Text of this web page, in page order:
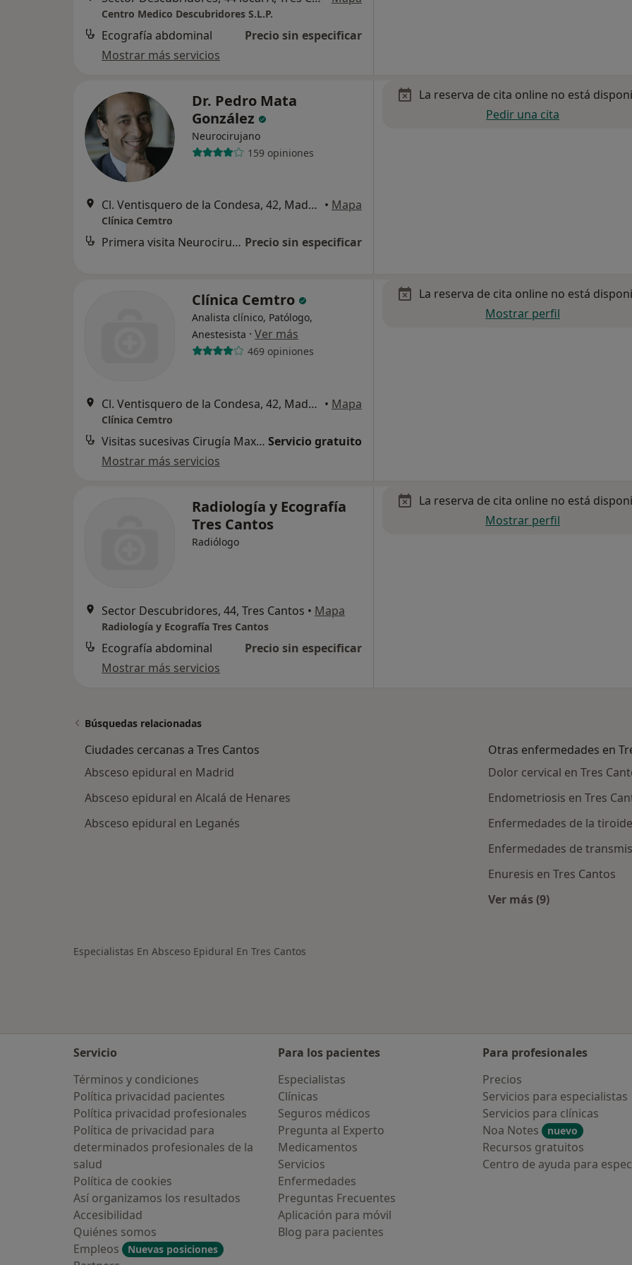
Centro Medico Descubridores S.L.P.
Ecografía abdominal
Precio sin especificar
Mostrar más servicios
Dr. Pedro Mata
González
Neurocirujano
159 opiniones
Cl. Ventisquero de la Condesa, 42, Madrid • Mapa
Clínica Cemtro
Primera visita Neurocirugía Precio sin especificar
La reserva de cita online no está
Pedir una cita
Clínica Cemtro
Analista clínico, Patólogo,
Anestesista · Ver más
469 opiniones
Cl. Ventisquero de la Condesa, 42, Madrid • Mapa
Clínica Cemtro
Visitas sucesivas Cirugía Maxilofacial Servicio gratuito
Mostrar más servicios
La reserva de cita online no está
Mostrar perfil
Radiología y Ecografía
Tres Cantos
Radiólogo
Sector Descubridores, 44, Tres Cantos • Mapa
Radiología y Ecografía Tres Cantos
Ecografía abdominal
Precio sin especificar
Mostrar más servicios
La reserva de cita online no está
Mostrar perfil
Búsquedas relacionadas
Ciudades cercanas a Tres Cantos
Absceso epidural en Madrid
Absceso epidural en Alcalá de Henares
Absceso epidural en Leganés
Otras enfermedades en
Dolor cervical en Tres
Endometriosis en Tres
Enfermedades de la
Enfermedades de
Enuresis en Tres Cantos
Ver más (9)
Especialistas En Absceso Epidural En Tres Cantos
Servicio
Términos y condiciones
Política privacidad pacientes
Política privacidad profesionales
Política de privacidad para
determinados profesionales de la
salud
Política de cookies
Así organizamos los resultados
Accesibilidad
Quiénes somos
Empleos
Nuevas posiciones
Para los pacientes
Especialistas
Clínicas
Seguros médicos
Pregunta al Experto
Medicamentos
Servicios
Enfermedades
Preguntas Frecuentes
Aplicación para móvil
Blog para pacientes
Para profesionales
Precios
Servicios para especialistas
Servicios para clínicas
Noa Notes
nuevo
Recursos gratuitos
Centro de ayuda para